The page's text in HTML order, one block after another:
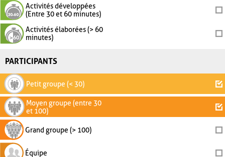
Activités développées
(Entre 30 et 60 minutes)
Activités élaborées (> 60
minutes)
PARTICIPANTS
Petit groupe (< 30)
Moyen groupe (entre 30
et 100)
Grand groupe (> 100)
Équipe